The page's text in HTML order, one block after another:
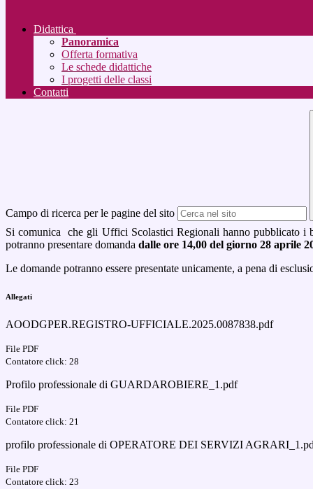
Didattica
Panoramica
Offerta formativa
Le schede didattiche
I progetti delle classi
Contatti
Campo di ricerca per le pagine del sito
Si comunica che gli Uffici Scolastici Regionali hanno pubblicato i
potranno presentare domanda dalle ore 14,00 del giorno 28 aprile
Le domande potranno essere presentate unicamente, a pena di
Allegati
AOODGPER.REGISTRO-UFFICIALE.2025.0087838.pdf
File PDF
Contatore click: 28
Profilo professionale di GUARDAROBIERE_1.pdf
File PDF
Contatore click: 21
profilo professionale di OPERATORE DEI SERVIZI
File PDF
Contatore click: 23